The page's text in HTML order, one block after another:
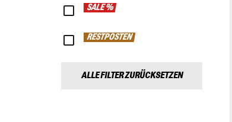
SALE %
RESTPOSTEN
ALLE FILTER ZURÜCKSETZEN